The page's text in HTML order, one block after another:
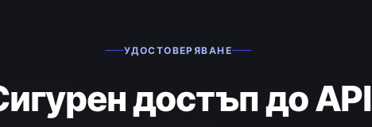
УДОСТОВЕРЯВАНЕ
достъп до API